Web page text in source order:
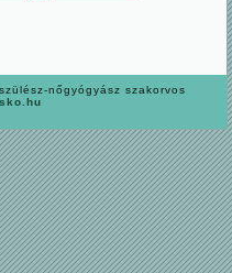
nőgyógyász szakorvos